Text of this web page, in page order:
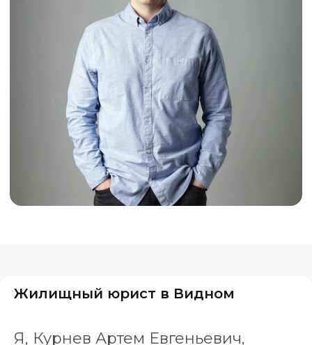
Жилищный юрист в Видном
Я, Курнев Артем Евгеньевич,